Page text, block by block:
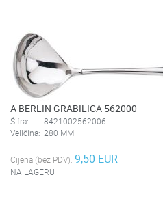
A BERLIN GRABILICA 562000
Šifra:
8421002562006
Veličina: 280 MM
Cijena (bez PDV): 9,50 EUR
NA LAGERU